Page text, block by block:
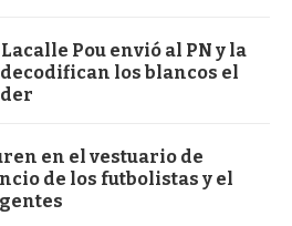
Pou envió al PN y la
los blancos el
en el vestuario de
de los futbolistas y el